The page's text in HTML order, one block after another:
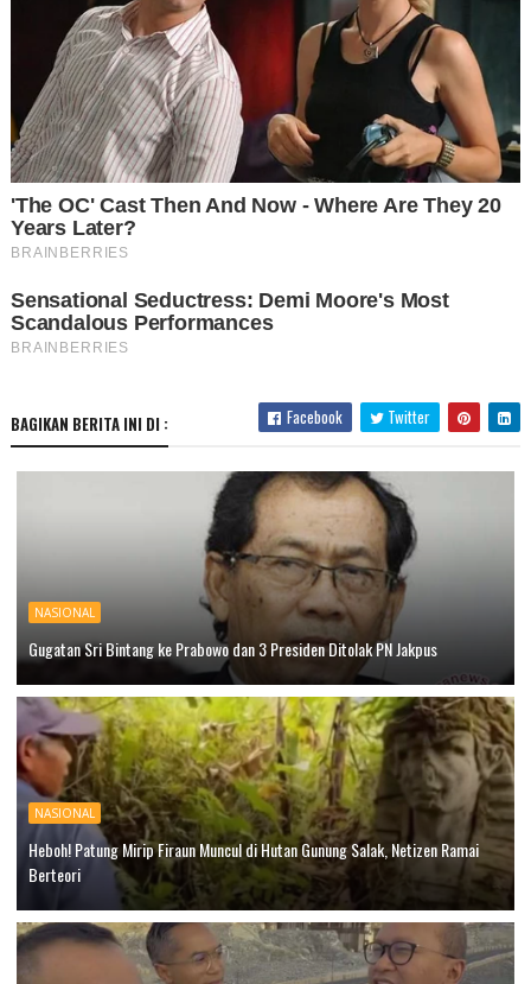
BAGIKAN BERITA INI DI : Facebook Twitter
NASIONAL
Gugatan Sri Bintang ke Prabowo dan 3 Presiden Ditolak PN Jakpus
NASIONAL
Heboh! Patung Mirip Firaun Muncul di Hutan Gunung Salak, Netizen Ramai
Berteori